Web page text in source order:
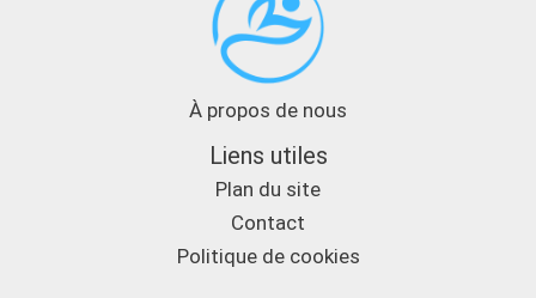
À propos de nous
Liens utiles
Plan du site
Contact
Politique de cookies